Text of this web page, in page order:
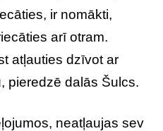
ir nomākti,
arī otram.
atļauties dzīvot ar
pieredzē dalās Šulcs.
neatļaujas sev